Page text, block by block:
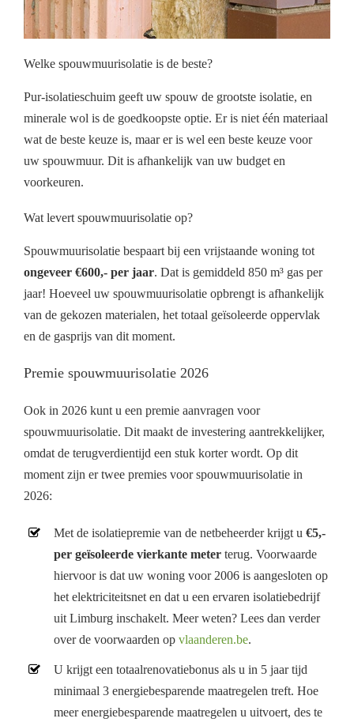
Welke spouwmuurisolatie is de beste?
Pur-isolatieschuim geeft uw spouw de grootste isolatie, en
minerale wol is de goedkoopste optie. Er is niet één materiaal
wat de beste keuze is, maar er is wel een beste keuze voor
uw spouwmuur. Dit is afhankelijk van uw budget en
voorkeuren.
Wat levert spouwmuurisolatie op?
Spouwmuurisolatie bespaart bij een vrijstaande woning tot
ongeveer €600,- per jaar. Dat is gemiddeld 850 m³ gas per
jaar! Hoeveel uw spouwmuurisolatie opbrengt is afhankelijk
van de gekozen materialen, het totaal geïsoleerde oppervlak
en de gasprijs van dit moment.
Premie spouwmuurisolatie 2026
Ook in 2026 kunt u een premie aanvragen voor
spouwmuurisolatie. Dit maakt de investering aantrekkelijker,
omdat de terugverdientijd een stuk korter wordt. Op dit
moment zijn er twee premies voor spouwmuurisolatie in
2026:
Met de isolatiepremie van de netbeheerder krijgt u€5,-
per geïsoleerde vierkante meter terug. Voorwaarde
hiervoor is dat uw woning voor 2006 is aangesloten op
het elektriciteitsnet en dat u een ervaren isolatiebedrijf
uit Limburg inschakelt. Meer weten? Lees dan verder
over de voorwaarden opvlaanderen.be.
U krijgt een totaalrenovatiebonus als u in 5 jaar tijd
minimaal 3 energiebesparende maatregelen treft. Hoe
meer energiebesparende maatregelen u uitvoert, des te